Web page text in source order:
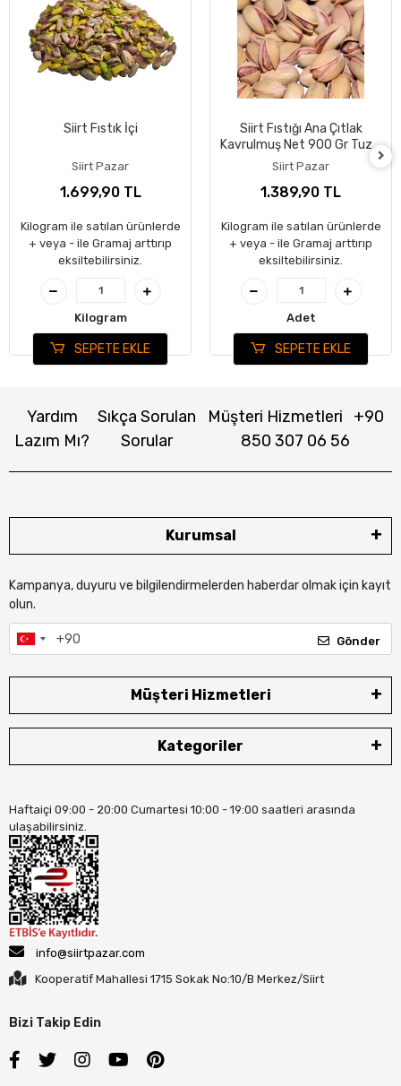
Siirt Fıstık İçi
Siirt Pazar
1.699,90 TL
Kilogram ile satılan ürünlerde
+ veya - ile Gramaj arttırıp
eksiltebilirsiniz.
Kilogram
SEPETE EKLE
Siirt Fıstığı Ana Çıtlak
Kavrulmuş Net 900 Gr Tuzlu
1-Kalite
Siirt Pazar
1.389,90 TL
Kilogram ile satılan ürünlerde
+ veya - ile Gramaj arttırıp
eksiltebilirsiniz.
Adet
SEPETE EKLE
Yardım
Lazım Mı?
Sıkça Sorulan
Sorular
Müşteri Hizmetleri
+90
850 307 06 56
Kurumsal
Kampanya, duyuru ve bilgilendirmelerden haberdar olmak için kayıt
olun.
Gönder
Müşteri Hizmetleri
Kategoriler
Haftaiçi 09:00 - 20:00 Cumartesi 10:00 - 19:00 saatleri arasında
ulaşabilirsiniz.
info@siirtpazar.com
Kooperatif Mahallesi 1715 Sokak No:10/B Merkez/Siirt
Bizi Takip Edin